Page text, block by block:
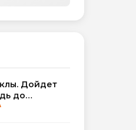
Дойдет
до